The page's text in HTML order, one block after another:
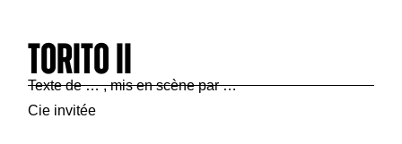
TORITO II
Texte de … , mis en scène par …
Cie invitée